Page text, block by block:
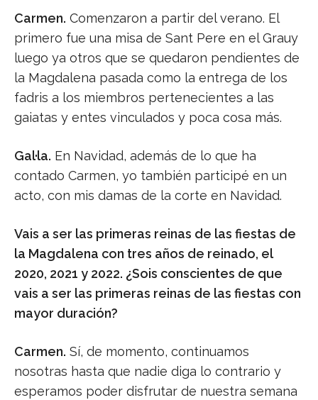
Carmen. Comenzaron a partir del verano. El
primero fue una misa de Sant Pere en el Grauy
luego ya otros que se quedaron pendientes de
la Magdalena pasada como la entrega de los
fadris a los miembros pertenecientes a las
gaiatas y entes vinculados y poca cosa más.
Gal·la. En Navidad, además de lo que ha
contado Carmen, yo también participé en un
acto, con mis damas de la corte en Navidad.
Vais a ser las primeras reinas de las fiestas de
la Magdalena con tres años de reinado, el
2020, 2021 y 2022. ¿Sois conscientes de que
vais a ser las primeras reinas de las fiestas con
mayor duración?
Carmen. Sí, de momento, continuamos
nosotras hasta que nadie diga lo contrario y
esperamos poder disfrutar de nuestra semana